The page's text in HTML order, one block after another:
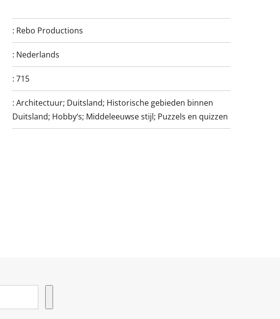
: Rebo Productions
: Nederlands
:715
:Architectuur; Duitsland; Historische gebieden binnen
Duitsland; Hobby‘s; Middeleeuwse stijl; Puzzels en quizzen